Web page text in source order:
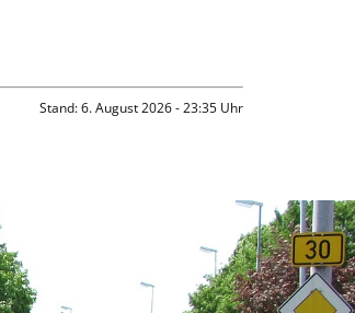
Stand: 6. August 2026 - 23:35 Uhr